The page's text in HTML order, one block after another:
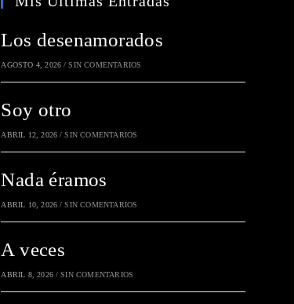
Los desenamorados
AGOSTO 4, 2026 / SIN COMENTARIOS
Soy otro
ABRIL 12, 2026 / SIN COMENTARIOS
Nada éramos
ABRIL 10, 2026 / SIN COMENTARIOS
A veces
ABRIL 8, 2026 / SIN COMENTARIOS